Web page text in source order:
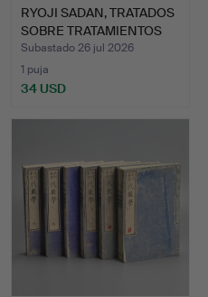
RYOJI SADAN, TRATADOS
SOBRE TRATAMIENTOS
M…
Subastado 26 jul 2026
1 puja
34 USD